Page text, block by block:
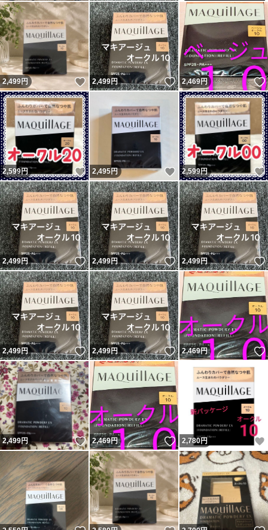
2,499円 いいね！
2,499円 いいね！
2,469円
2,599円 いいね！
2,495円 いいね！
2,599円
2,499円 いいね！
2,499円 いいね！
2,499円
2,499円 いいね！
2,499円 いいね！
2,469円
2,499円 いいね！
2,469円 いいね！
2,780円